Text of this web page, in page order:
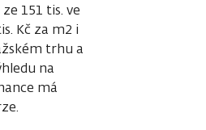
151 tis. ve
Kč za m2 i
trhu a
na
má